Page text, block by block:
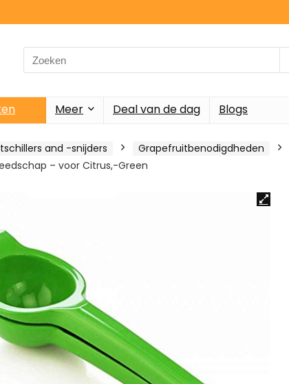
Search
for:
Meer Deal van de dag Blogs
and -snijders Grapefruitbenodigdheden
– voor Citrus,-Green